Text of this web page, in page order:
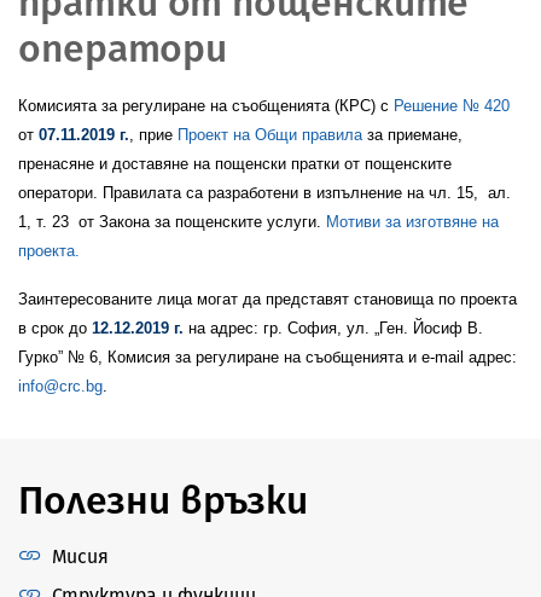
оператори
Комисията за регулиране на съобщенията (КРС) с Решение № 420
от 07.11.2019 г. , прие Проект на Общи правила за приемане,
пренасяне и доставяне на пощенски пратки от пощенските
оператори. Правилата са разработени в изпълнение на чл. 15, ал.
1, т. 23 от Закона за пощенските услуги.
Мотиви за изготвяне на
проекта.
Заинтересованите лица могат да представят становища по проекта
в срок до 12.12.2019 г. на адрес: гр. София, ул. „Ген. Йосиф В.
Гурко” № 6, Комисия за регулиране на съобщенията и e-mail адрес:
info@crc.bg
Полезни връзки
Мисия